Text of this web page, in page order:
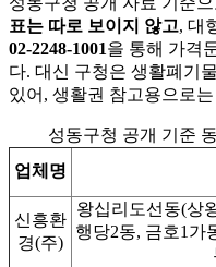
표는 따로 보이지 않고, 대
02-2248-1001을 통해 가격
다. 대신 구청은 생활폐기
있어, 생활권 참고용으로
성동구청 공개 기준
업체명
신흥환
경(주)
왕십리도선동(상
행당2동, 금호1가